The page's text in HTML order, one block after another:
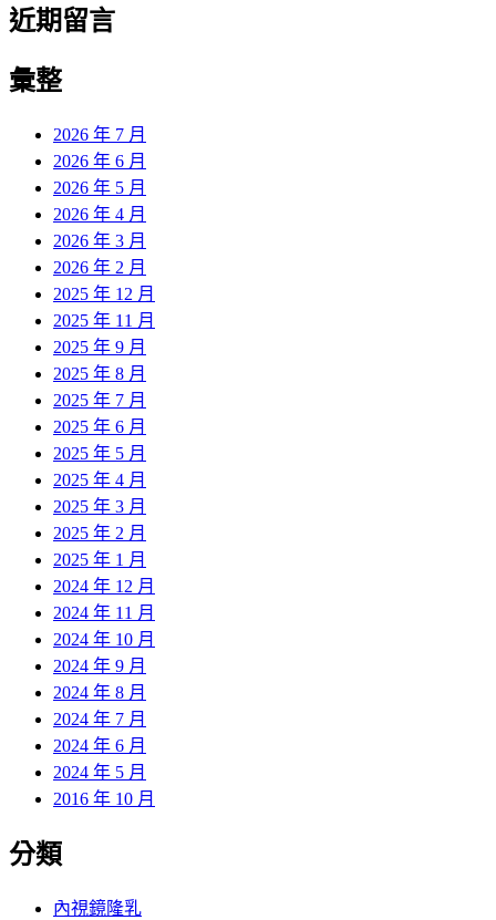
近期留言
彙整
2026 年 7 月
2026 年 6 月
2026 年 5 月
2026 年 4 月
2026 年 3 月
2026 年 2 月
2025 年 12 月
2025 年 11 月
2025 年 9 月
2025 年 8 月
2025 年 7 月
2025 年 6 月
2025 年 5 月
2025 年 4 月
2025 年 3 月
2025 年 2 月
2025 年 1 月
2024 年 12 月
2024 年 11 月
2024 年 10 月
2024 年 9 月
2024 年 8 月
2024 年 7 月
2024 年 6 月
2024 年 5 月
2016 年 10 月
分類
內視鏡隆乳